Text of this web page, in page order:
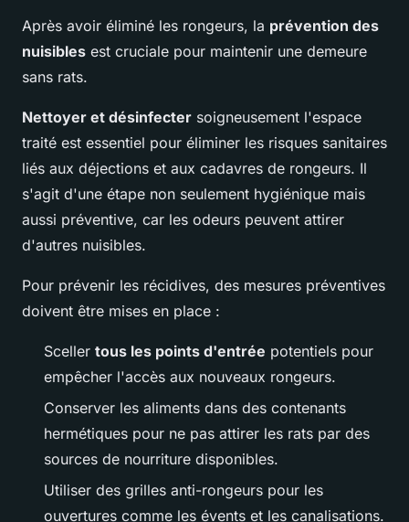
Après avoir éliminé les rongeurs, la prévention des
nuisibles est cruciale pour maintenir une demeure
sans rats.
Nettoyer et désinfecter soigneusement l'espace
traité est essentiel pour éliminer les risques sanitaires
liés aux déjections et aux cadavres de rongeurs. Il
s'agit d'une étape non seulement hygiénique mais
aussi préventive, car les odeurs peuvent attirer
d'autres nuisibles.
Pour prévenir les récidives, des mesures préventives
doivent être mises en place :
Sceller tous les points d'entrée potentiels pour
empêcher l'accès aux nouveaux rongeurs.
Conserver les aliments dans des contenants
hermétiques pour ne pas attirer les rats par des
sources de nourriture disponibles.
Utiliser des grilles anti-rongeurs pour les
ouvertures comme les évents et les canalisations.